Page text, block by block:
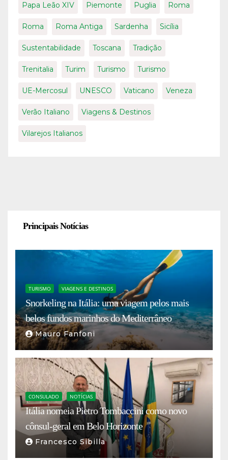
Papa Leão XIV Piemonte Puglia Roma
Roma Roma Antiga Sardenha Sicília
Sustentabilidade Toscana Tradição
Trenitalia Turim Turismo Turismo
UE-Mercosul UNESCO Vaticano Veneza
Verão Italiano Viagens & Destinos
Vilarejos Italianos
Principais Notícias
TURISMO VIAGENS E DESTINOS
Snorkeling na Itália: uma viagem pelos mais
belos fundos marinhos do Mediterrâneo
Mauro Fanfoni
CONSULADO NOTÍCIAS
Itália nomeia Pietro Tombaccini como novo
cônsul-geral em Belo Horizonte
Francesco Sibilla